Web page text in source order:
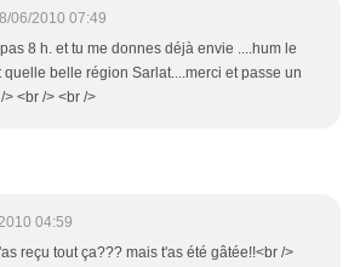
06/2010 07:49
8 h. et tu me donnes déjà envie ....hum le
quelle belle région Sarlat....merci et passe un
<br /> <br />
04:59
reçu tout ça??? mais t'as été gâtée!!<br />